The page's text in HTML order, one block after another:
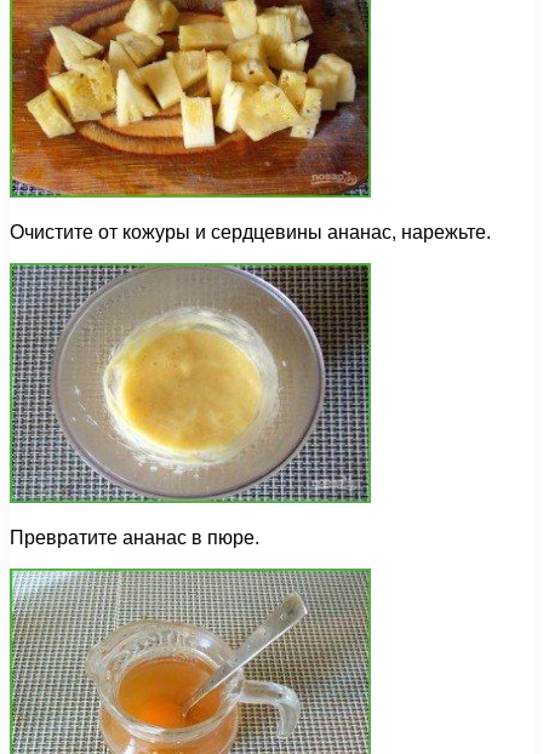
Очистите от кожуры и сердцевины ананас, нарежьте.
Превратите ананас в пюре.